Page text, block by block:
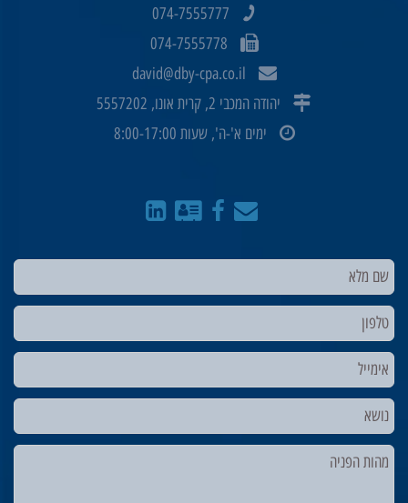
074-7555777
074-7555778
david@dby-cpa.co.il
יהודה המכבי 2, קרית אונו, 5557202
ימים א'-ה', שעות 8:00-17:00